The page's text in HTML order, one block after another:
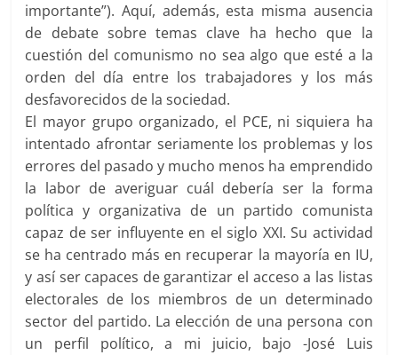
importante”). Aquí, además, esta misma ausencia
de debate sobre temas clave ha hecho que la
cuestión del comunismo no sea algo que esté a la
orden del día entre los trabajadores y los más
desfavorecidos de la sociedad.
El mayor grupo organizado, el PCE, ni siquiera ha
intentado afrontar seriamente los problemas y los
errores del pasado y mucho menos ha emprendido
la labor de averiguar cuál debería ser la forma
política y organizativa de un partido comunista
capaz de ser influyente en el siglo XXI. Su actividad
se ha centrado más en recuperar la mayoría en IU,
y así ser capaces de garantizar el acceso a las listas
electorales de los miembros de un determinado
sector del partido. La elección de una persona con
un perfil político, a mi juicio, bajo -José Luis